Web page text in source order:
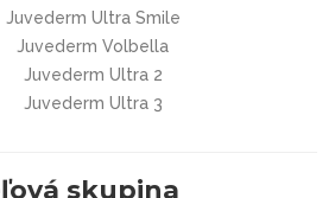
Juvederm Ultra Smile
Juvederm Volbella
Juvederm Ultra 2
Juvederm Ultra 3
skupina